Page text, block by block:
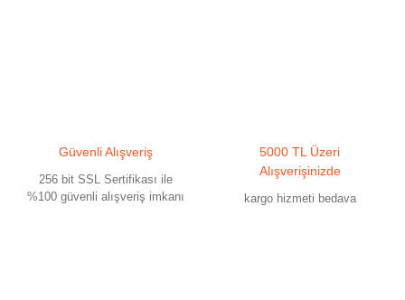
Güvenli Alışveriş
256 bit SSL Sertifikası ile
%100 güvenli alışveriş imkanı
5000 TL Üzeri
Alışverişinizde
kargo hizmeti bedava